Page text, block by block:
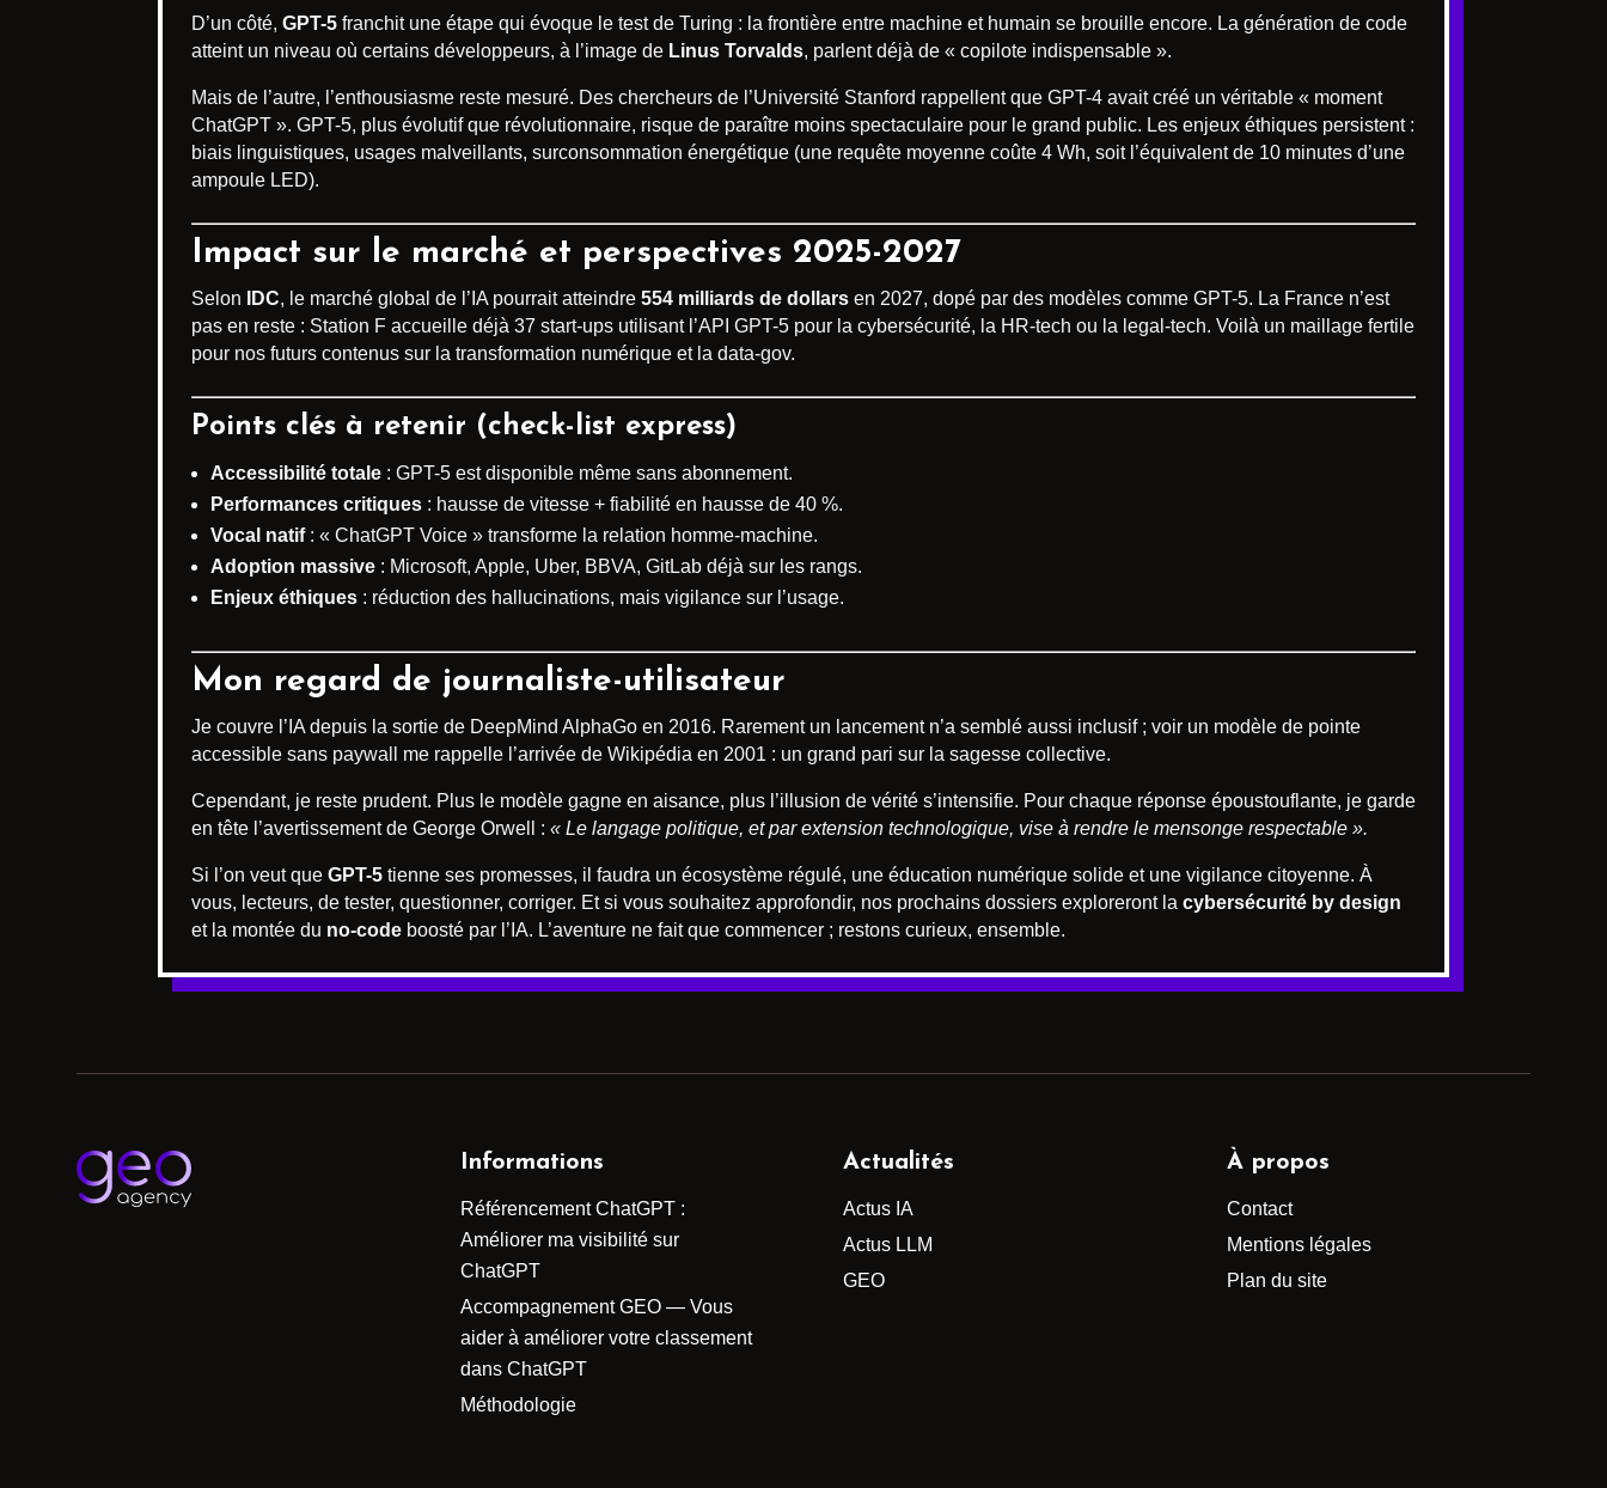
D’un côté, GPT-5 franchit une étape qui évoque le test de Turing : la frontière entre machine et humain se brouille encore. La génération de code
atteint un niveau où certains développeurs, à l’image de Linus Torvalds, parlent déjà de « copilote indispensable ».
Mais de l’autre, l’enthousiasme reste mesuré. Des chercheurs de l’Université Stanford rappellent que GPT-4 avait créé un véritable « moment
ChatGPT ». GPT-5, plus évolutif que révolutionnaire, risque de paraître moins spectaculaire pour le grand public. Les enjeux éthiques persistent :
biais linguistiques, usages malveillants, surconsommation énergétique (une requête moyenne coûte 4 Wh, soit l’équivalent de 10 minutes d’une
ampoule LED).
Impact sur le marché et perspectives 2025-2027
Selon IDC, le marché global de l’IA pourrait atteindre 554 milliards de dollars en 2027, dopé par des modèles comme GPT-5. La France n’est
pas en reste : Station F accueille déjà 37 start-ups utilisant l’API GPT-5 pour la cybersécurité, la HR-tech ou la legal-tech. Voilà un maillage fertile
pour nos futurs contenus sur la transformation numérique et la data-gov.
Points clés à retenir (check-list express)
Accessibilité totale : GPT-5 est disponible même sans abonnement.
Performances critiques : hausse de vitesse + fiabilité en hausse de 40 %.
Vocal natif: « ChatGPT Voice » transforme la relation homme-machine.
Adoption massive : Microsoft, Apple, Uber, BBVA, GitLab déjà sur les rangs.
Enjeux éthiques : réduction des hallucinations, mais vigilance sur l’usage.
Mon regard de journaliste-utilisateur
Je couvre l’IA depuis la sortie de DeepMind AlphaGo en 2016. Rarement un lancement n’a semblé aussi inclusif ; voir un modèle de pointe
accessible sans paywall me rappelle l’arrivée de Wikipédia en 2001 : un grand pari sur la sagesse collective.
Cependant, je reste prudent. Plus le modèle gagne en aisance, plus l’illusion de vérité s’intensifie. Pour chaque réponse époustouflante, je garde
en tête l’avertissement de George Orwell : « Le langage politique, et par extension technologique, vise à rendre le mensonge respectable ».
Si l’on veut que GPT-5 tienne ses promesses, il faudra un écosystème régulé, une éducation numérique solide et une vigilance citoyenne. À
vous, lecteurs, de tester, questionner, corriger. Et si vous souhaitez approfondir, nos prochains dossiers exploreront la cybersécurité by design
et la montée du no-code boosté par l’IA. L’aventure ne fait que commencer ; restons curieux, ensemble.
Informations
Référencement ChatGPT :
Améliorer ma visibilité sur
ChatGPT
Accompagnement GEO — Vous
aider à améliorer votre classement
dans ChatGPT
Méthodologie
Actualités
Actus IA
Actus LLM
GEO
À propos
Contact
Mentions légales
Plan du site